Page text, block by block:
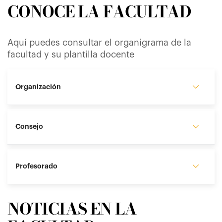
CONOCE LA FACULTAD
Aquí puedes consultar el organigrama de la
facultad y su plantilla docente
Organización
Consejo
Profesorado
NOTICIAS EN LA